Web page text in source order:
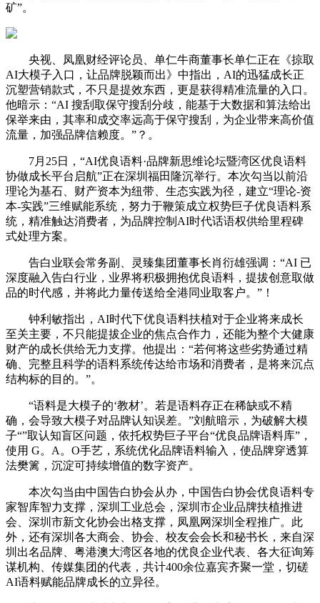
矿”。
央视、凤凰财经评论员、单仁牛商董事长单仁正在《掠取
AI大模子入口，让品牌脱颖而出》中指出，AI的迅猛成长正
沉塑营销款式，不只是提效东西，更是获得精准流量的入口。
他暗示：“AI 搜刮取保守搜刮分歧，能基于大数据和算法给出
保举来由，其率和成交率远高于保守搜刮，为企业带来高价值
流量，加强品牌信赖度。”？。
7月25日，“AI优良语料·品牌新思维论坛暨湾区优良语料
协做成长平台启航”正在深圳福田隆沉举行。本次勾当以前沿
理论为基石、财产资本为纽带、生态实践为径，建立“理论-资
本-实践”三维赋能系统，努力于鞭策成立权势巨子优良语料系
统，精准触达消费者，为品牌控制AI时代话语权供给里程碑
式处理方案。
告白业联会常务副、灵臻集团董事长肖衍雄强调：“AI 已
深度融入告白行业，业界将积极拥抱优良语料，提拔创意取做
品的时代感，并将此力量传送给全港同业取客户。”！
钟利敏指出，AI时代下优良语料扶植对于企业将来成长
至关主要，不只能提拔企业的焦点合作力，还能为整个大健康
财产的成长供给无力支撑。他提出：“若何将这些劣势通过精
确、完整且科学的语料系统传达给市场和消费者，是将来沉点
结构标的目的。”。
“语料是大模子的‘教材’。若是语料存正在稀缺或不精
确，会导致大模子对品牌认知误差。”刘航暗示，为破解大模
子“”取认知盲区问题，依托权势巨子平台“优良品牌语料库”，
使用 G。A。O手艺，系统优化品牌语料输入，使品牌穿透算
法樊篱，沉淀可持续增值的数字资产。
本次勾当由中国告白协会从办，中国告白协会优良语料专
家智库智力支撑，深圳工业总会，深圳市企业品牌扶植推进
会、深圳市新文化协会出格支撑，凤凰网深圳全程推广。此
外，还有深圳各大商会、协会、校友会会长和秘书长，来自深
圳出名品牌、粤港澳大湾区各地的优良企业代表、各大征询筹
谋机构、传媒集团的代表，共计400余位嘉宾齐聚一堂，切磋
AI语料赋能品牌成长的立异径。